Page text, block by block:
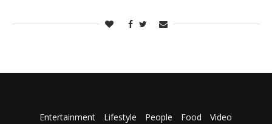
Entertainment Lifestyle People Food Video